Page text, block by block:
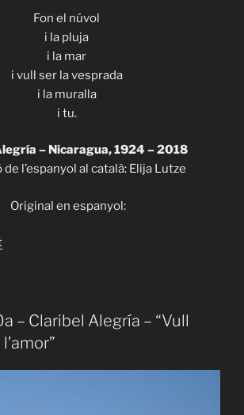
Fon el núvol
i la pluja
i la mar
i vull ser la vesprada
i la muralla
i tu.
– Nicaragua, 1924 – 2018
l’espanyol al català: Elija Lutze
Original en espanyol:
«ITHACA
Alegría
–
– Claribel Alegría – “Vull